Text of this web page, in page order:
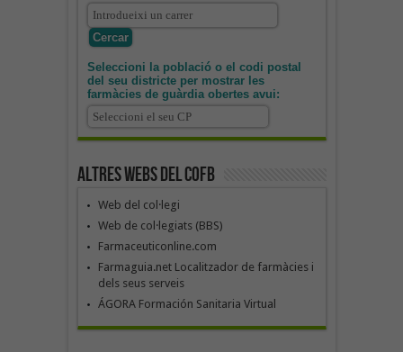
Seleccioni la població o el codi postal
del seu districte per mostrar les
farmàcies de guàrdia obertes avui:
Altres webs del COFB
Web del col·legi
Web de col·legiats (BBS)
Farmaceuticonline.com
Farmaguia.net Localitzador de farmàcies i
dels seus serveis
ÁGORA Formación Sanitaria Virtual